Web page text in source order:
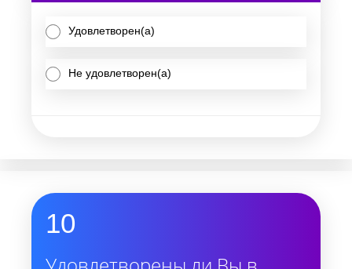
Удовлетворен(а)
Не удовлетворен(а)
10